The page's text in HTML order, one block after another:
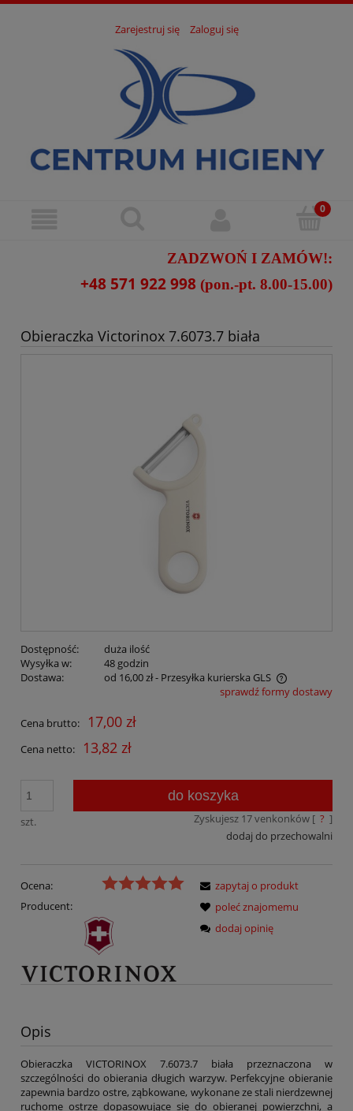
Zarejestruj się Zaloguj się
ZADZWOŃ I ZAMÓW!:
+48 571 922 998 (pon.-pt. 8.00-15.00)
Obieraczka Victorinox 7.6073.7 biała
Dostępność:
duża ilość
Wysyłka w:
48 godzin
Dostawa:
od 16,00 zł- Przesyłka kurierska GLS
Cena nie zawiera ewentualnych kosztów płatnościsprawdź formy dostawy
Cena brutto: 17,00 zł
Cena netto: 13,82 zł
szt.
do koszyka
Zyskujesz 17venkonków [ ? ]
dodaj do przechowalni
Ocena:
Producent:
zapytaj o produkt
poleć znajomemu
dodaj opinię
Opis
Obieraczka VICTORINOX 7.6073.7 biała przeznaczona w
szczególności do obierania długich warzyw. Perfekcyjne obieranie
zapewnia bardzo ostre, ząbkowane, wykonane ze stali nierdzewnej
ruchome ostrze dopasowujące się do obieranej powierzchni, a